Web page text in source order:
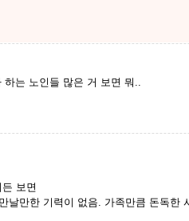
하는 노인들 많은 거 보면 뭐..
보면
날만한 기력이 없음. 가족만큼 돈독한